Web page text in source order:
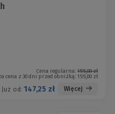
Cena regularna: 155,00 zł
cena z 30 dni przed obniżką:155,00 zł
Już od: 147,25 zł Więcej